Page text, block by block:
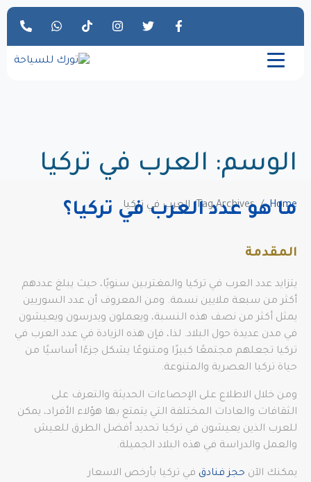
الوسم: العرب في تركيا
Home Tag Archives: العرب في تركيا
ما هو عدد العرب في تركيا؟
المقدمة
يتزايد عدد العرب في تركيا والمغتربين سنويًا، حيث يبلغ عددهم
أكثر من سبعة ملايين نسمة. ومن المعروف أن عدد السوريين
يمثل أكثر من نصف هذه النسبة، ويعملون ويدرسون ويعيشون
في مدن عديدة حول البلاد. لذا، فإن هذه الزيادة في عدد العرب في
تركيا تجعلهم مجتمعًا كبيرًا ومتنوعًا يشكل جزءًا أساسيًا من
حياة تركيا العصرية والمتنوعة.
ومن خلال الاطلاع على الإحصاءات الحديثة والتعرف على
الثقافات والعادات المختلفة التي يتمتع بها هؤلاء الأفراد، يمكن
للعرب الذين يعيشون في تركيا تحديد أفضل الطرق للعيش
والعمل والدراسة في هذه البلاد الجميلة.
يمكنك الآن حجز فنادق في تركيا بأرخص الاسعار